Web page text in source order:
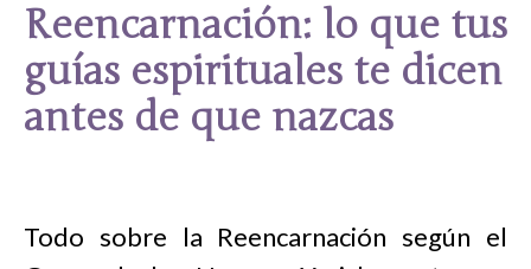
Reencarnación: lo que tus
guías espirituales te dicen
antes de que nazcas
Todo sobre la Reencarnación según el